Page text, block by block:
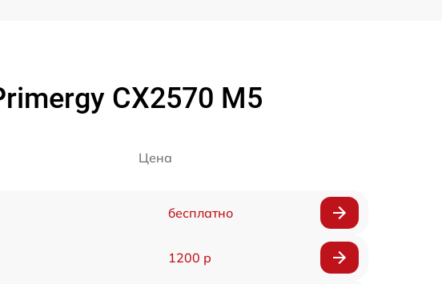
CX2570 M5
Цена
бесплатно
1200 р